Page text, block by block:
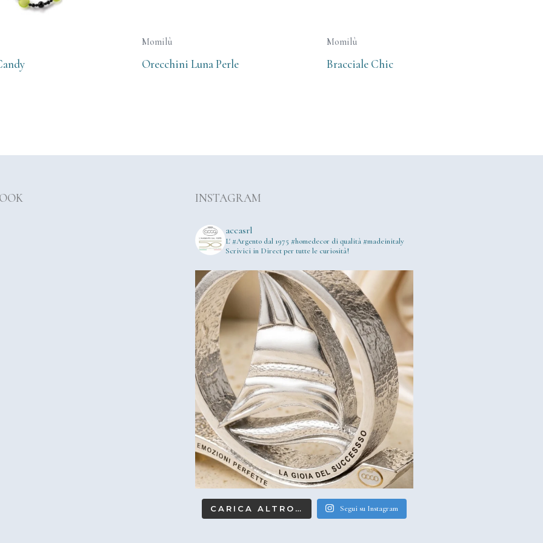
Momilù
Orecchini Luna Perle
Momilù
Bracciale Chic
INSTAGRAM
accasrl
L' #Argento dal 1975 #homedecor di qualità #madeinitaly
Scrivici in Direct per tutte le curiosità!
CARICA ALTRO… Segui su Instagram